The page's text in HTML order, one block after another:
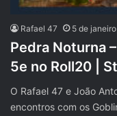
Rafael 47 5 de
Pedra Noturna
5e no Roll20 |
O Rafael 47 e João
encontros com os